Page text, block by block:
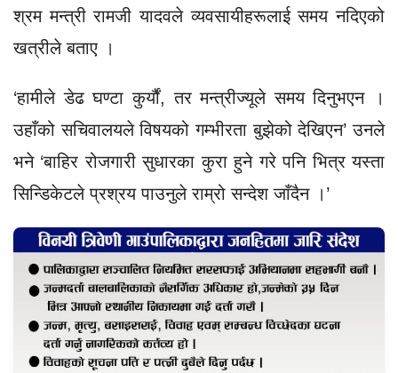
श्रम मन्त्री रामजी यादवले व्यवसायीहरूलाई समय नदिएको
खत्रीले बताए ।
‘हामीले डेढ घण्टा कुर्यौं, तर मन्त्रीज्यूले समय दिनुभएन ।
उहाँको सचिवालयले विषयको गम्भीरता बुझेको देखिएन’ उनले
भने ‘बाहिर रोजगारी सुधारका कुरा हुने गरे पनि भित्र यस्ता
सिन्डिकेटले प्रश्रय पाउनुले राम्रो सन्देश जाँदैन ।’